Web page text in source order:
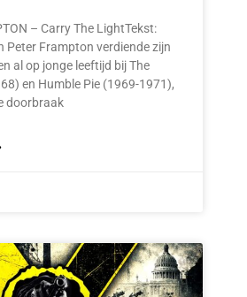
– Carry The LightTekst:
Peter Frampton verdiende zijn
al op jonge leeftijd bij The
en Humble Pie (1969-1971),
doorbraak